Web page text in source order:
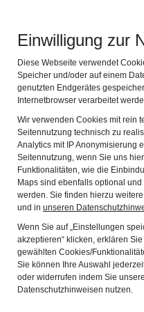
Einwilligung zur
Diese Webseite verwendet
Speicher und/oder auf einem
genutzten Endgerätes
Internetbrowser verarbeitet
Wir verwenden Cookies mit rein
Seitennutzung technisch zu
Analytics mit IP Anonymisierung
Seitennutzung, wenn Sie uns
Funktionalitäten, wie die
Maps sind ebenfalls optional
werden. Sie finden hierzu
und in unseren
Wenn Sie auf „Einstellungen
akzeptieren“ klicken, erklären
gewählten Cookies/
Sie können Ihre Auswahl
oder widerrufen indem Sie
Datenschutzhinweisen nutzen.
Do, 8. Juni 2023, 10.30-